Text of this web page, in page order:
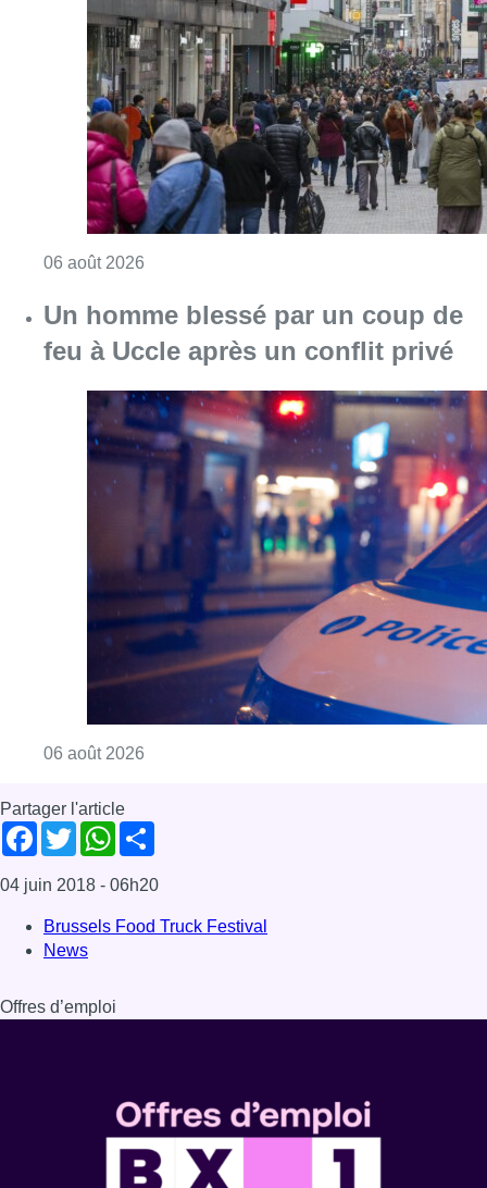
06 août 2026
Un homme blessé par un coup de
feu à Uccle après un conflit privé
06 août 2026
Partager l'article
Facebook
TwitterWhatsApp
04 juin 2018 - 06h20
Brussels Food Truck Festival
News
Offres d’emploi